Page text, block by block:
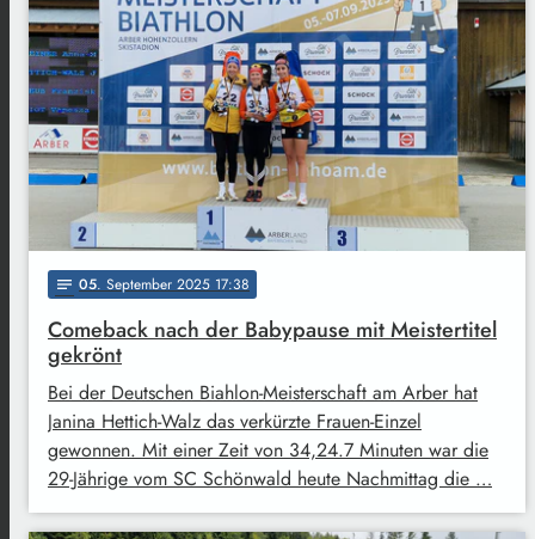
notes 05. September 2025 17:38
Comeback nach der Babypause mit Meistertitel
gekrönt
Bei der Deutschen Biahlon-Meisterschaft am Arber hat
Janina Hettich-Walz das verkürzte Frauen-Einzel
gewonnen. Mit einer Zeit von 34,24.7 Minuten war die
29-Jährige vom SC Schönwald heute Nachmittag die …